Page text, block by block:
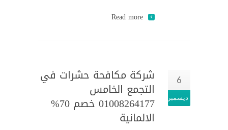
Read more
6
ديسمبر
شركة مكافحة حشرات في
التجمع الخامس
01008264177 خصم 70%
الالمانية